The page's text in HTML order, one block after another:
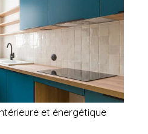
et énergétique